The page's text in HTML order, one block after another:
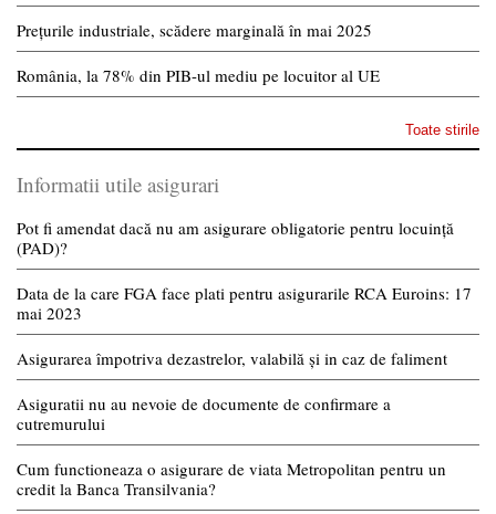
Prețurile industriale, scădere marginală în mai 2025
România, la 78% din PIB-ul mediu pe locuitor al UE
Toate stirile
Informatii utile asigurari
Pot fi amendat dacă nu am asigurare obligatorie pentru locuință
(PAD)?
Data de la care FGA face plati pentru asigurarile RCA Euroins: 17
mai 2023
Asigurarea împotriva dezastrelor, valabilă și in caz de faliment
Asiguratii nu au nevoie de documente de confirmare a
cutremurului
Cum functioneaza o asigurare de viata Metropolitan pentru un
credit la Banca Transilvania?